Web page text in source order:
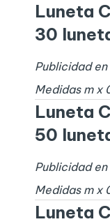
Luneta
30
Publicidad
Medidas m x
Luneta
50
Publicidad
Medidas m x
Luneta